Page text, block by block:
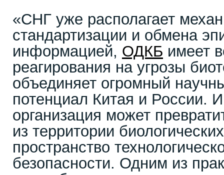
«СНГ уже располагает
стандартизации и обмена
информацией, ОДКБ имеет
реагирования на угрозы
объединяет огромный
потенциал Китая и России.
организация может
из территории
пространство
безопасности. Одним из